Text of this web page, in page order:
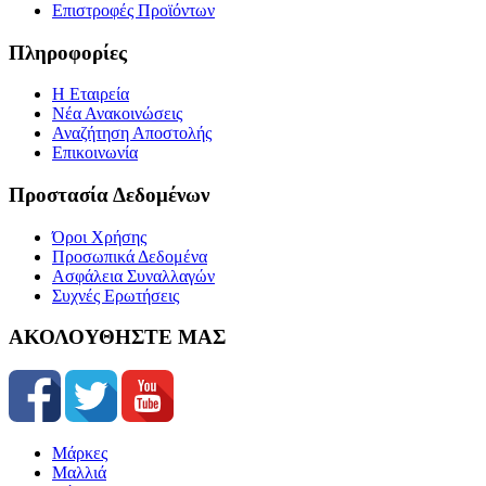
Επιστροφές Προϊόντων
Πληροφορίες
Η Εταιρεία
Νέα Ανακοινώσεις
Αναζήτηση Αποστολής
Επικοινωνία
Προστασία Δεδομένων
Όροι Χρήσης
Προσωπικά Δεδομένα
Ασφάλεια Συναλλαγών
Συχνές Ερωτήσεις
ΑΚΟΛΟΥΘΗΣΤΕ ΜΑΣ
Μάρκες
Μαλλιά